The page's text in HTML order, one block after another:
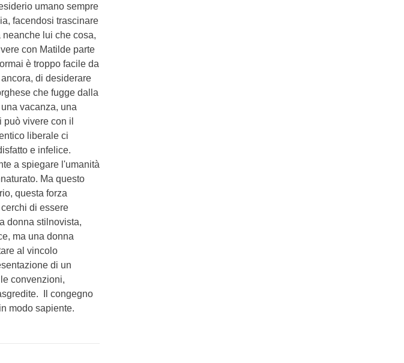
umano sempre
facendosi trascinare
lui che cosa,
con Matilde parte
è troppo facile da
di desiderare
che fugge dalla
vacanza, una
vivere con il
liberale ci
e infelice.
a spiegare l'umanità
Ma questo
questa forza
di essere
donna stilnovista,
ma una donna
al vincolo
di un
convenzioni,
Il congegno
modo sapiente.